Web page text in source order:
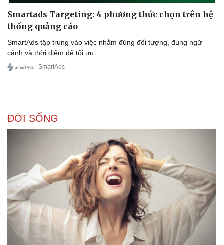
Smartads Targeting: 4 phương thức chọn trên hệ
thống quảng cáo
SmartAds tập trung vào việc nhắm đúng đối tượng, đúng ngữ
cảnh và thời điểm để tối ưu.
| SmartAds
ĐỜI SỐNG